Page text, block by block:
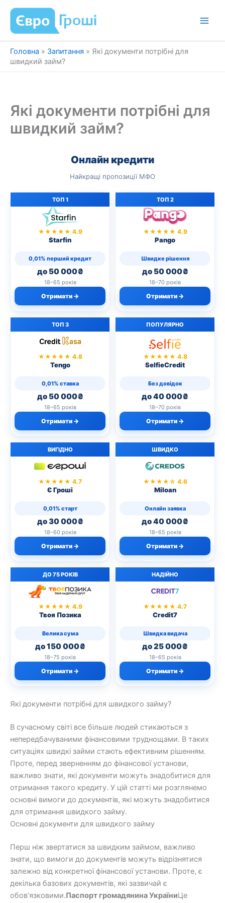
Перейти
вмісту
Головна » Запитання » Які документи потрібні для
швидкий займ?
Які документи потрібні для
швидкий займ?
Онлайн кредити
Найкращі пропозиції МФО
ТОП 1
★★★★★ 4.9
Starfin
0,01% перший кредит
до 50 000₴
18–65 років
Отримати →
ТОП 2
★★★★★ 4.9
Pango
Швидке рішення
до 50 000₴
18–70 років
Отримати →
ТОП 3
★★★★★ 4.8
Tengo
0,01% ставка
до 50 000₴
18–65 років
Отримати →
ПОПУЛЯРНО
★★★★★ 4.8
SelfieCredit
Без довідок
до 40 000₴
18–70 років
Отримати →
ВИГІДНО
★★★★★ 4.7
Є Гроші
0,01% старт
до 30 000₴
18–60 років
Отримати →
ШВИДКО
★★★★☆ 4.6
Miloan
Онлайн заявка
до 40 000₴
18–65 років
Отримати →
ДО 75 РОКІВ
★★★★★ 4.9
Твоя Позика
Велика сума
до 150 000₴
18–75 років
Отримати →
НАДІЙНО
★★★★★ 4.7
Credit7
Швидка видача
до 25 000₴
18–65 років
Отримати →
Які документи потрібні для швидкого займу?
В сучасному світі все більше людей стикаються з
непередбачуваними фінансовими труднощами. В таких
ситуаціях швидкі займи стають ефективним рішенням.
Проте, перед зверненням до фінансової установи,
важливо знати, які документи можуть знадобитися для
отримання такого кредиту. У цій статті ми розглянемо
основні вимоги до документів, які можуть знадобитися
для отримання швидкого займу.
Основні документи для швидкого займу
Перш ніж звертатися за швидким займом, важливо
знати, що вимоги до документів можуть відрізнятися
залежно від конкретної фінансової установи. Проте, є
декілька базових документів, які зазвичай є
обов’язковими.Паспорт громадянина УкраїниЦе